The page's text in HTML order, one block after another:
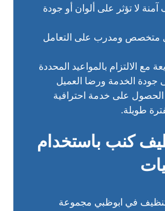
لا تؤثر على ألوان أو جودة
متخصص ومدرب على التعامل
مع الالتزام بالمواعيد المحددة
جودة الخدمة ورضا العميل
الحصول على خدمة احترافية
طويلة.
كنب باستخدام
في ابوظبي مجموعة